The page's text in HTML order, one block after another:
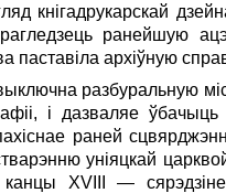
кнігадрукарскай
ранейшую
паставіла архіўную
разбуральную
і дазваляе
раней
уніяцкай
XVIII —